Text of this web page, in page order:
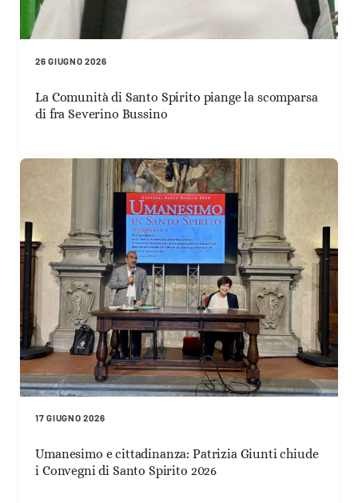
26 GIUGNO 2026
La Comunità di Santo Spirito piange la scomparsa
di fra Severino Bussino
17 GIUGNO 2026
Umanesimo e cittadinanza: Patrizia Giunti chiude
i Convegni di Santo Spirito 2026